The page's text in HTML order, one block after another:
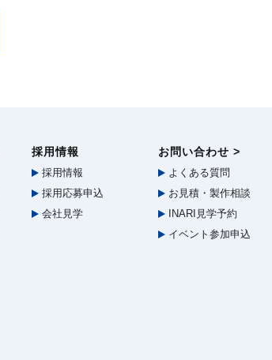
採用情報
採用情報
採用応募申込
会社見学
お問い合わせ >
よくある質問
お見積・製作相談
INARI見学予約
イベント参加申込